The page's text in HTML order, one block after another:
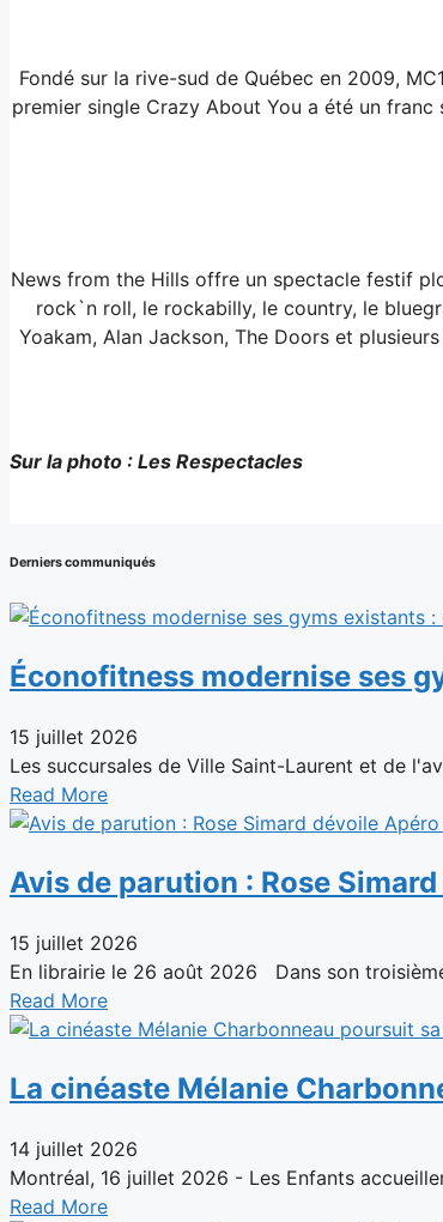
Fondé sur la rive-sud de Québec en 2009,
premier single Crazy About You a été un
News from the Hills offre un spectacle festif
rock`n roll, le rockabilly, le country, le
Yoakam, Alan Jackson, The Doors et
Sur la photo : Les Respectacles
Derniers communiqués
Éconofitness modernise ses
15 juillet 2026
Les succursales de Ville Saint-Laurent et de
Read More
Avis de parution : Rose
15 juillet 2026
En librairie le 26 août 2026 Dans son
Read More
La cinéaste Mélanie
14 juillet 2026
Montréal, 16 juillet 2026 - Les Enfants
Read More